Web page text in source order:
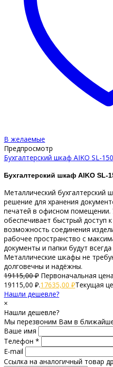
В желаемые
Предпросмотр
Бухгалтерский шкаф AIKO SL-
Бухгалтерский шкаф AIKO SL-
Металлический бухгалтерский
решение для хранения
печатей в офисном помещении.
обеспечивает быстрый доступ
возможность соединения
рабочее пространство с
документы и папки будут
Металлические шкафы не
долговечны и надёжны.
19115,00₽ Первоначальная
19115,00 ₽.17635,00 ₽Текущая
Нашли дешевле?
×
Нашли дешевле?
Мы перезвоним Вам в
Ваше имя
Телефон *
E-mail
Ссылка на аналогичный товар